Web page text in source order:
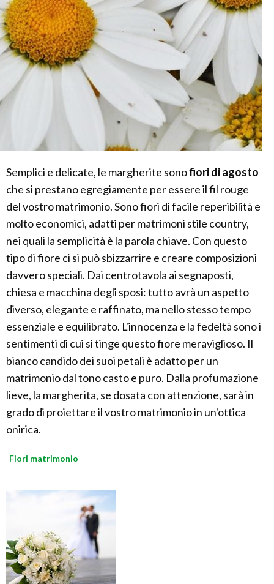
Semplici e delicate, le margherite sonofiori di agosto
che si prestano egregiamente per essere il fil rouge
del vostro matrimonio. Sono fiori di facile reperibilità e
molto economici, adatti per matrimoni stile country,
nei quali la semplicità è la parola chiave. Con questo
tipo di fiore ci si può sbizzarrire e creare composizioni
davvero speciali. Dai centrotavola ai segnaposti,
chiesa e macchina degli sposi: tutto avrà un aspetto
diverso, elegante e raffinato, ma nello stesso tempo
essenziale e equilibrato. L'innocenza e la fedeltà sono i
sentimenti di cui si tinge questo fiore meraviglioso. Il
bianco candido dei suoi petali è adatto per un
matrimonio dal tono casto e puro. Dalla profumazione
lieve, la margherita, se dosata con attenzione, sarà in
grado di proiettare il vostro matrimonio in un'ottica
onirica.
Fiori matrimonio